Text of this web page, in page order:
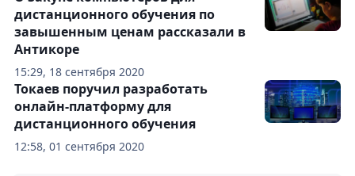
15:29, 18 сентября 2020
дистанционного обучения по
завышенным ценам рассказали в
Антикоре
12:58, 01 сентября 2020
Токаев поручил разработать
онлайн-платформу для
дистанционного обучения